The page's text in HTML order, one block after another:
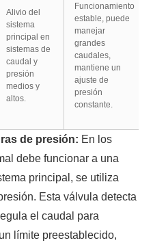
Alivio del
sistema
principal en
sistemas de
caudal y
presión
medios y
altos.
Funcionamiento
estable, puede
manejar
grandes
caudales,
mantiene un
ajuste de
presión
constante.
de presión: En los
debe funcionar a una
principal, se utiliza
Esta válvula detecta
el caudal para
límite preestablecido,